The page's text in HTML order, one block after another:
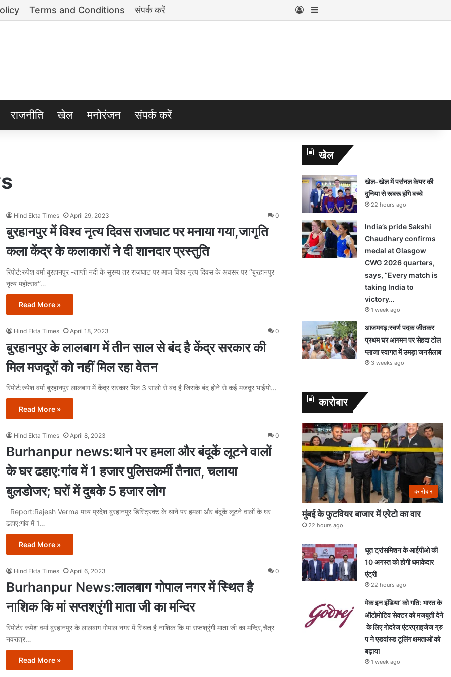
Terms and Conditions संपर्क करें Log InSidebar
राजनीति खेल मनोरंजन संपर्क करें
Hind Ekta Times April 29, 2023 0
बुरहानपुर में विश्व नृत्य दिवस राजघाट पर मनाया गया,जागृति
कला केंद्र के कलाकारों ने दी शानदार प्रस्तुति
रिपोर्ट:रुपेश वर्मा बुरहानपुर -ताप्ती नदी के सुरम्य तर राजघाट पर आज विश्व नृत्य दिवस के अवसर पर ‘‘बुरहानपुर
नृत्य महोत्सव‘‘…
Read More »
Hind Ekta Times April 18, 2023 0
बुरहानपुर के लालबाग में तीन साल से बंद है केंद्र सरकार की
मिल मजदूरों को नहीं मिल रहा वेतन
रिपोर्ट:रुपेश वर्मा बुरहानपुर लालबाग में केंद्र सरकार मिल 3 सालो से बंद है जिसके बंद होने से कई मजदूर भाईयो…
Read More »
Hind Ekta Times April 8, 2023 0
Burhanpur news:थाने पर हमला और बंदूकें लूटने वालों
के घर ढहाए:गांव में 1 हजार पुलिसकर्मी तैनात, चलाया
बुलडोजर; घरों में दुबके 5 हजार लोग
Report:Rajesh Verma मध्य प्रदेश बुरहानपुर डिस्ट्रिक्ट के थाने पर हमला और बंदूकें लूटने वालों के घर
ढहाए:गांव में 1…
Read More »
Hind Ekta Times April 6, 2023 0
Burhanpur News:लालबाग गोपाल नगर में स्थित है
नाशिक कि मां सप्तश्रृंगी माता जी का मन्दिर
रिपोर्टर रूपेश वर्मा बुरहानपुर के लालबाग गोपाल नगर में स्थित है नाशिक कि मां सप्तश्रृंगी माता जी का मन्दिर,चैत्र
नवरात्र…
Read More »
खेल
खेल-खेल में पर्सनल केयर की
दुनिया से रूबरू होंगे बच्चे
22 hours ago
India’s pride Sakshi
Chaudhary confirms
medal at Glasgow
CWG 2026 quarters,
says, “Every match is
taking India to
victory…
1 week ago
आजमगढ़:स्वर्ण पदक जीतकर
प्रथम घर आगमन पर सेहदा टोल
प्लाजा स्वागत में उमड़ा जनसैलाब
3 weeks ago
कारोबार
कारोबार
मुंबई के फुटवियर बाजार में एरेटो का वार
22 hours ago
धूत ट्रांसमिशन के आईपीओ की
10 अगस्त को होगी धमाकेदार
एंट्री
22 hours ago
मेक इन इंडिया’ को गति: भारत के
ऑटोमोटिव सेक्टर को मजबूती देने
के लिए गोदरेज एंटरप्राइजेज ग्रु
प ने एडवांस्ड टूलिंग क्षमताओं को
बढ़ाया
1 week ago